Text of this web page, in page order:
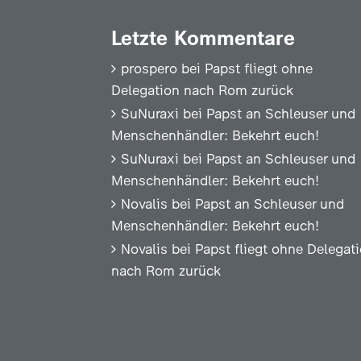
Letzte Kommentare
prospero bei Papst fliegt ohne
Delegation nach Rom zurück
SuNuraxi bei Papst an Schleuser und
Menschenhändler: Bekehrt euch!
SuNuraxi bei Papst an Schleuser und
Menschenhändler: Bekehrt euch!
Novalis bei Papst an Schleuser und
Menschenhändler: Bekehrt euch!
Novalis bei Papst fliegt ohne
nach Rom zurück